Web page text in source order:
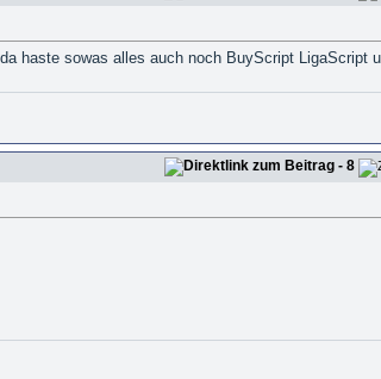
haste sowas alles auch noch BuyScript LigaScript
- 8